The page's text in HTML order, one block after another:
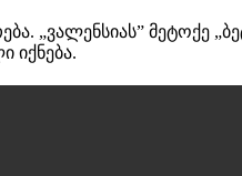
„ვალენსიას” მეტოქე
იქნება.